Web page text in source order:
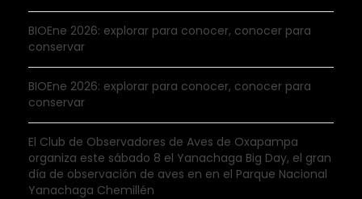
BIOEne 2026: explorar para conocer, conocer para
conservar
BIOEne 2026: explorar para conocer, conocer para
conservar
El Club de Observadores de Aves de Oxapampa
organiza este sábado 8 el Yanachaga Big Day, el gran
día de observación de aves en en el Parque Nacional
Yanachaga Chemillén